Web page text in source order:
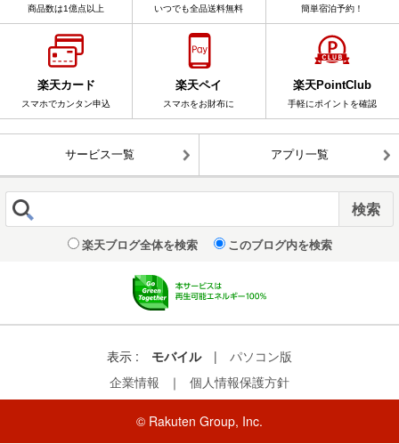
商品数は1億点以上 いつでも全品送料無料 簡単宿泊予約！
楽天カード
スマホでカンタン申込
楽天ペイ
スマホをお財布に
楽天PointClub
手軽にポイントを確認
サービス一覧 アプリ一覧
楽天ブログ全体を検索 このブログ内を検索
表示 : モバイル |
パソコン版
企業情報
｜ 個人情報保護方針
© Rakuten Group, Inc.